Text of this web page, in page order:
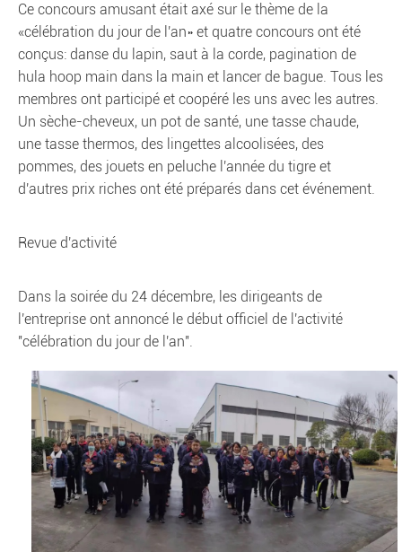
Ce concours amusant était axé sur le thème de la
«célébration du jour de l'an» et quatre concours ont été
conçus: danse du lapin, saut à la corde, pagination de
hula hoop main dans la main et lancer de bague. Tous les
membres ont participé et coopéré les uns avec les autres.
Un sèche-cheveux, un pot de santé, une tasse chaude,
une tasse thermos, des lingettes alcoolisées, des
pommes, des jouets en peluche l'année du tigre et
d'autres prix riches ont été préparés dans cet événement.
Revue d'activité
Dans la soirée du 24 décembre, les dirigeants de
l'entreprise ont annoncé le début officiel de l'activité
"célébration du jour de l'an".